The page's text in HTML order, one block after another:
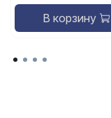
В корзину